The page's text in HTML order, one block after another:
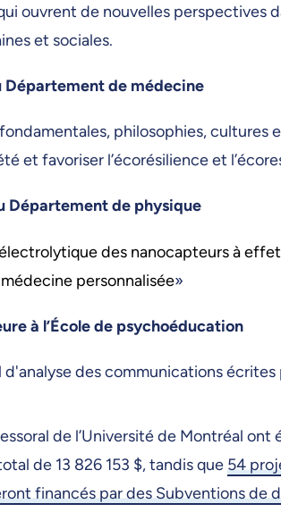
ouvrent de nouvelles perspectives
et sociales.
Département de médecine
philosophies,
et favoriser l’écorésilience et
Département de physique
des nanocapteurs à
personnalisée»
à l’École de psychoéducation
des communications
de l’Université de Montréal
de 13 826 153 $, tandis que 54
financés par des Subventions